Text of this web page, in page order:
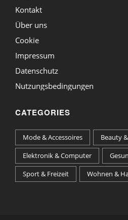
Kontakt
Über uns
Cookie
Impressum
Datenschutz
Nutzungsbedingungen
CATEGORIES
Mode & Accessoires
Beauty
Elektronik & Computer
Sport & Freizeit
Wohnen &